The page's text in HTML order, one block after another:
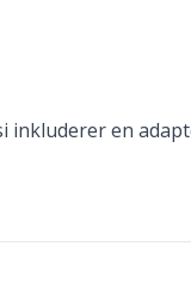
inkluderer en